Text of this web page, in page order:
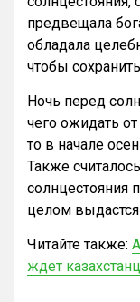
предвещала
обладала
чтобы
Ночь перед
чего ожидать
то в начале
Также
солнцестояния
целом
Читайте также:
ждет